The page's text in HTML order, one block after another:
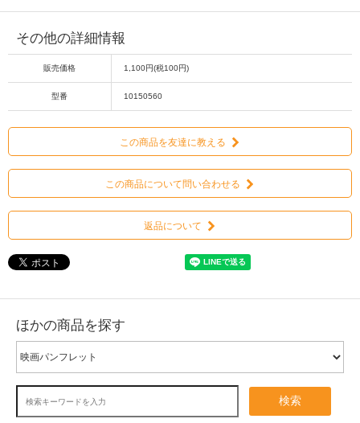
その他の詳細情報
販売価格 1,100円(税100円)
型番 10150560
この商品を友達に教える
この商品について問い合わせる
返品について
ほかの商品を探す
検索